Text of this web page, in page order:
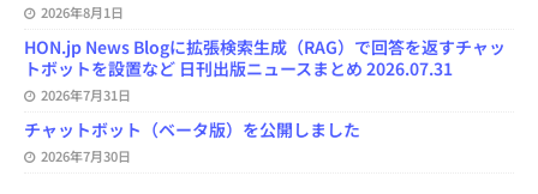
2026年8月1日
HON.jp News Blogに拡張検索生成（RAG）で回答を返すチャッ
トボットを設置など 日刊出版ニュースまとめ 2026.07.31
2026年7月31日
チャットボット（ベータ版）を公開しました
2026年7月30日